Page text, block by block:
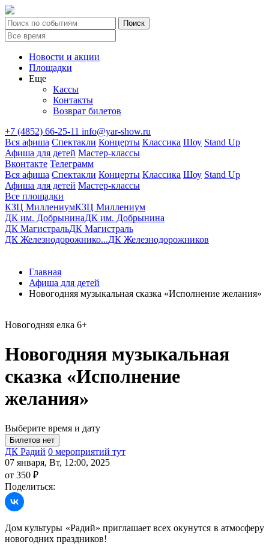
Новости и акции
Площадки
Еще
Кассы
Контакты
Возврат билетов
+7 (4852) 66-25-11 info@yar-show.ru
Вся афиша Спектакли Концерты Классика Шоу Stand Up
Афиша для детей Мастер-классы
Вконтакте Телеграмм
Вся афиша Спектакли Концерты Классика Шоу Stand Up
Афиша для детей Мастер-классы
Все площадки
КЗЦ МиллениумКЗЦ Миллениум
ДК им. ДобрынинаДК им. Добрынина
ДК МагистральДК Магистраль
ДК Железнодорожнико...ДК Железнодорожников
Главная
Афиша для детей
Новогодняя музыкальная сказка «Исполнение желания»
Новогодняя елка 6+
Новогодняя музыкальная
сказка «Исполнение
желания»
Выберите время и дату
ДК Радий 0 мероприятий тут
07 января, Вт, 12:00, 2025
от 350 ₽
Поделиться:
Дом культуры «Радий» приглашает всех окунутся в атмосферу
новогодних праздников!